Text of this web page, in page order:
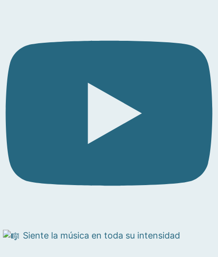
Siente la música en toda su intensidad